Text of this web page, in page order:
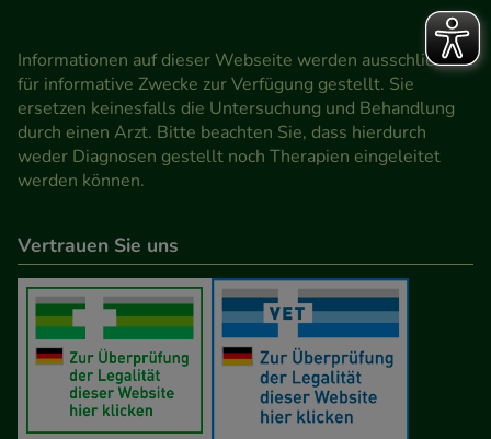
Informationen auf dieser Webseite werden ausschließlich
für informative Zwecke zur Verfügung gestellt. Sie
ersetzen keinesfalls die Untersuchung und Behandlung
durch einen Arzt. Bitte beachten Sie, dass hierdurch
weder Diagnosen gestellt noch Therapien eingeleitet
werden können.
Vertrauen Sie uns